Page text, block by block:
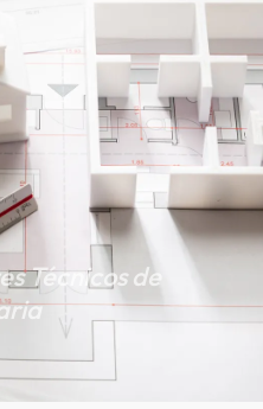
Técnicos de